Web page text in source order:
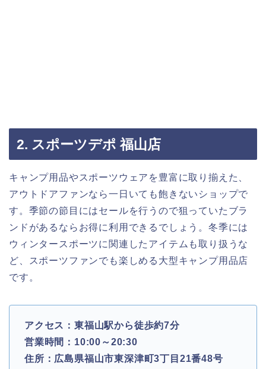
2. スポーツデポ 福山店
キャンプ用品やスポーツウェアを豊富に取り揃えた、
アウトドアファンなら一日いても飽きないショップで
す。季節の節目にはセールを行うので狙っていたブラ
ンドがあるならお得に利用できるでしょう。冬季には
ウィンタースポーツに関連したアイテムも取り扱うな
ど、スポーツファンでも楽しめる大型キャンプ用品店
です。
アクセス：東福山駅から徒歩約7分
営業時間：10:00～20:30
住所：広島県福山市東深津町3丁目21番48号